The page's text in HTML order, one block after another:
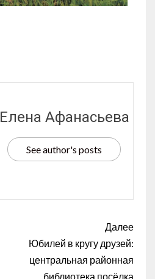
Елена Афанасьева
See author's posts
Далее
Юбилей в кругу друзей:
центральная районная
библиотека посёлка